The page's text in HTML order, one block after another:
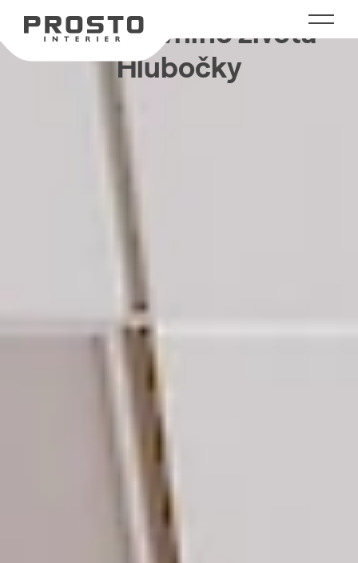
Dům aktivního života
Hlubočky